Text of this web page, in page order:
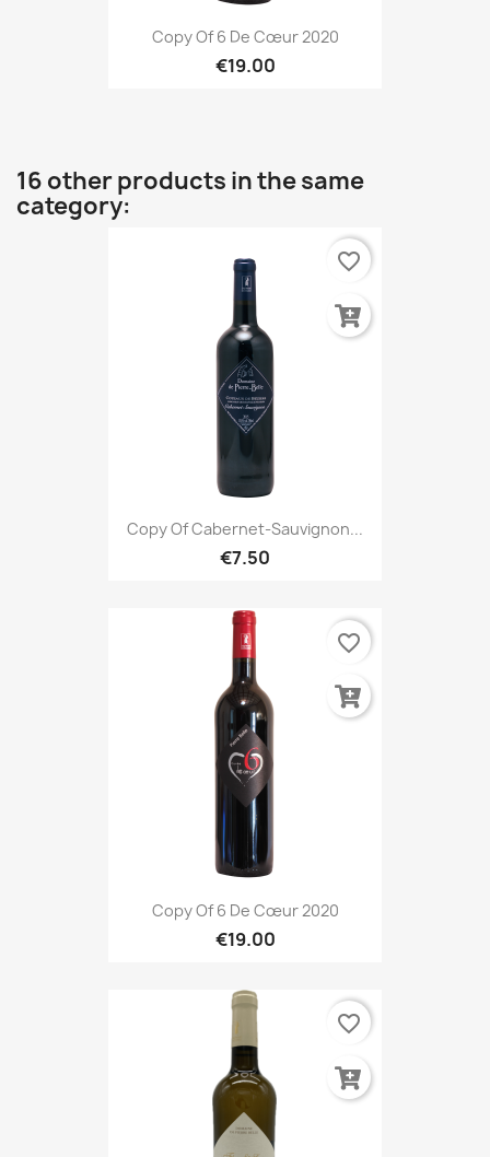
Copy Of 6 De Cœur 2020
€19.00
16 other products in the same
category:
Copy Of Cabernet-Sauvignon...
€7.50
favorite_border
Copy Of 6 De Cœur 2020
€19.00
favorite_border
favorite_border